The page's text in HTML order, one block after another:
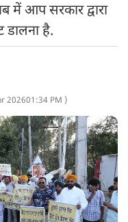
में आप सरकार द्वारा
डालना है.
202601:34 PM )